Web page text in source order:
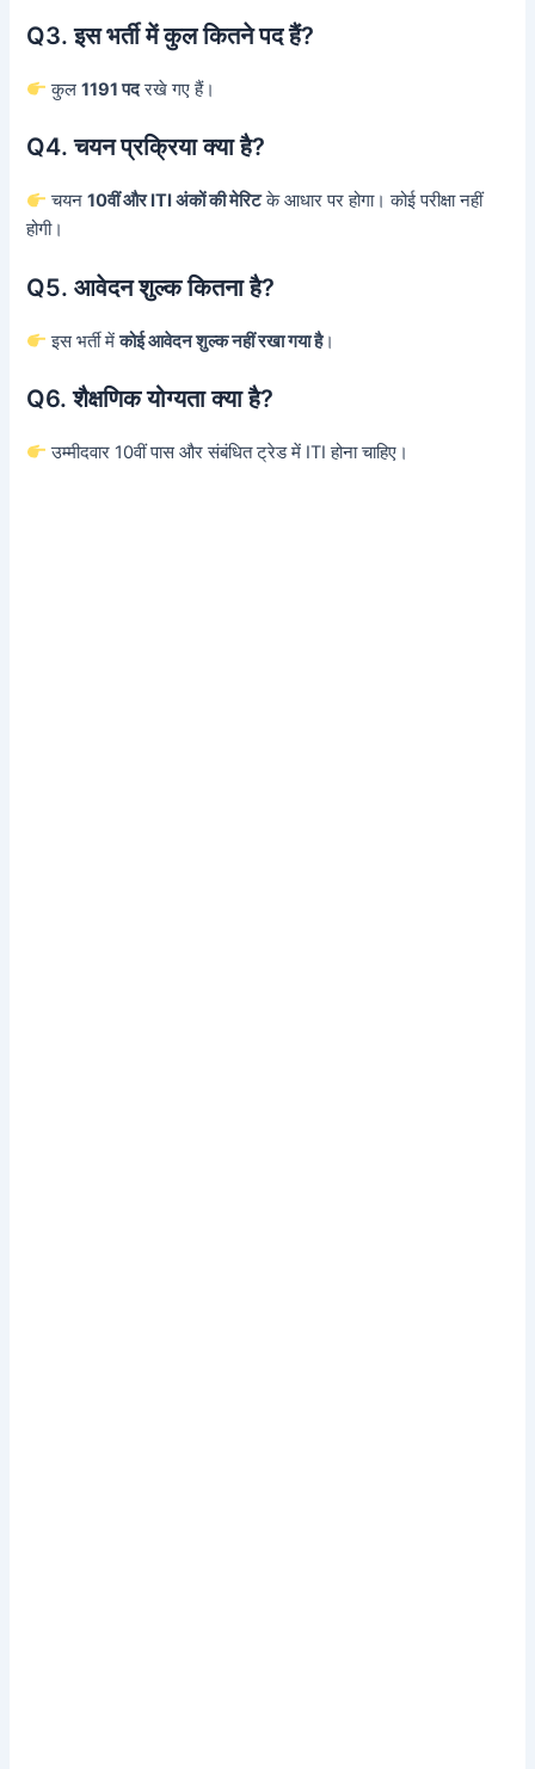
Q3. इस भर्ती में कुल कितने पद हैं?
कुल1191 पदरखे गए हैं।
Q4. चयन प्रक्रिया क्या है?
चयन10वीं और ITI अंकों की मेरिटके आधार पर होगा। कोई परीक्षा नहीं
होगी।
Q5. आवेदन शुल्क कितना है?
इस भर्ती मेंकोई आवेदन शुल्क नहीं रखा गया है।
Q6. शैक्षणिक योग्यता क्या है?
उम्मीदवार 10वीं पास और संबंधित ट्रेड में ITI होना चाहिए।